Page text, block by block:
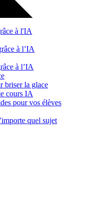
à l'IA
à l’IA
à l’IA
briser la glace
cours IA
pour vos élèves
quel sujet